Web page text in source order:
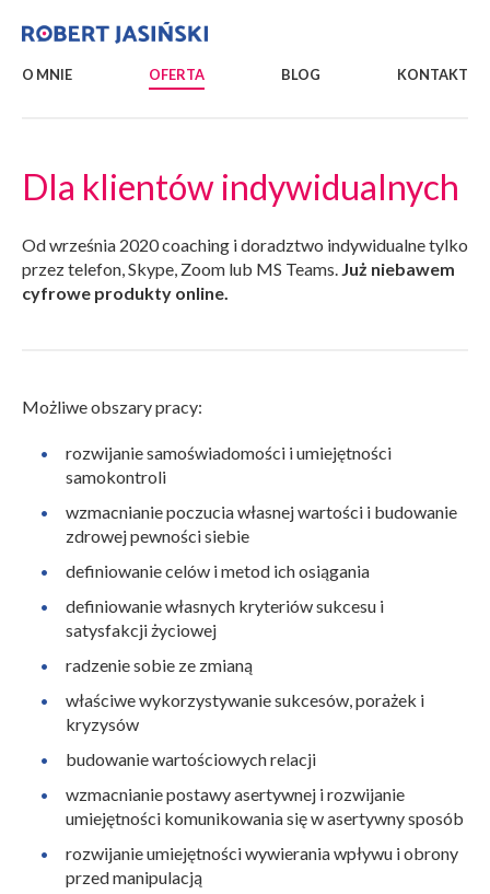
O MNIE OFERTA BLOG KONTAKT
Dla klientów indywidualnych
Od września 2020 coaching i doradztwo indywidualne tylko
przez telefon, Skype, Zoom lub MS Teams. Już niebawem
cyfrowe produkty online.
Możliwe obszary pracy:
rozwijanie samoświadomości i umiejętności
samokontroli
wzmacnianie poczucia własnej wartości i budowanie
zdrowej pewności siebie
definiowanie celów i metod ich osiągania
definiowanie własnych kryteriów sukcesu i
satysfakcji życiowej
radzenie sobie ze zmianą
właściwe wykorzystywanie sukcesów, porażek i
kryzysów
budowanie wartościowych relacji
wzmacnianie postawy asertywnej i rozwijanie
umiejętności komunikowania się w asertywny sposób
rozwijanie umiejętności wywierania wpływu i obrony
przed manipulacją